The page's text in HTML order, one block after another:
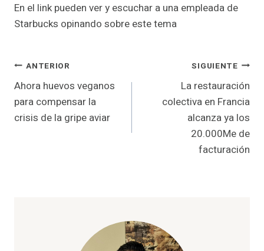
En el link pueden ver y escuchar a una empleada de
Starbucks opinando sobre este tema
Navegación
de
entradas
ANTERIOR
Ahora huevos veganos
para compensar la
crisis de la gripe aviar
SIGUIENTE
La restauración
colectiva en Francia
alcanza ya los
20.000Me de
facturación